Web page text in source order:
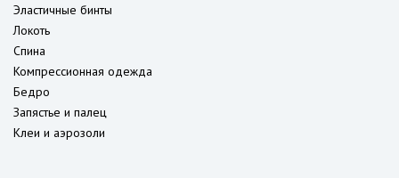
Эластичные бинты
Локоть
Спина
Компрессионная одежда
Бедро
Запястье и палец
Клеи и аэрозоли